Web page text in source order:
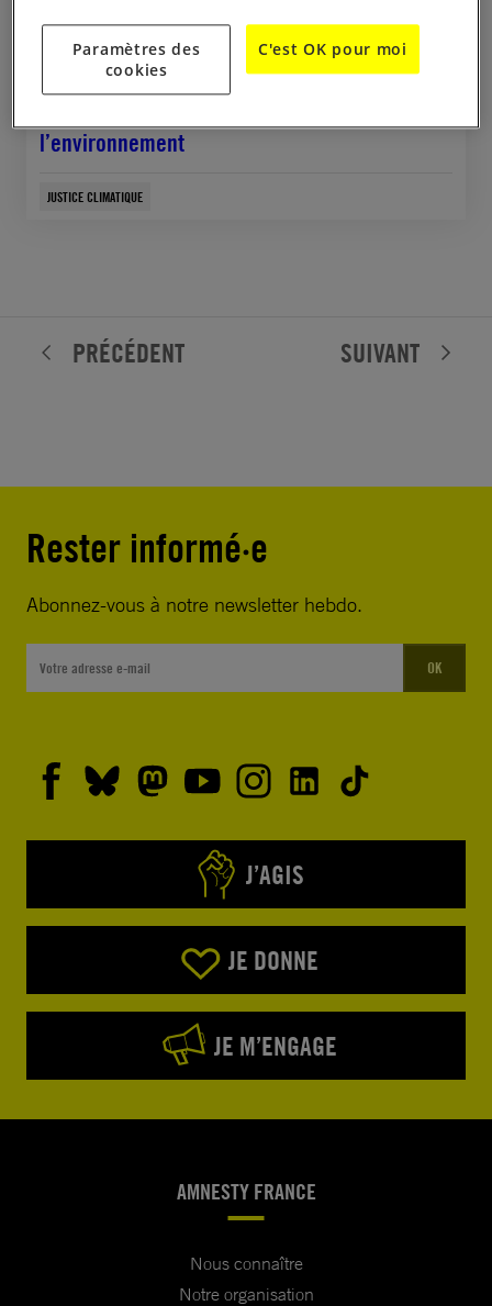
l’environnement
JUSTICE CLIMATIQUE
PRÉCÉDENT SUIVANT
Rester informé·e
Abonnez-vous à notre newsletter hebdo.
OK
J’AGIS
JE DONNE
JE M’ENGAGE
AMNESTY FRANCE
Nous connaître
Notre organisation
Paramètres des
cookies
C'est OK pour moi